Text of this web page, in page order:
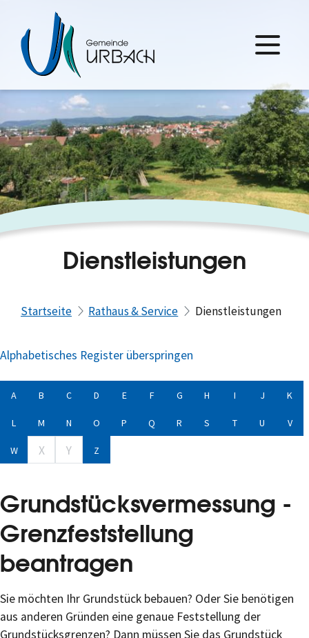
Dienstleistungen
Startseite Rathaus & Service Dienstleistungen
Alphabetisches Register überspringen
A B C D E F G H I J K
L M N O P Q R S T U V
W X Y Z
Grundstücksvermessung -
Grenzfeststellung
beantragen
Sie möchten Ihr Grundstück bebauen? Oder Sie benötigen
aus anderen Gründen eine genaue Feststellung der
Grundstücksgrenzen? Dann müssen Sie das Grundstück